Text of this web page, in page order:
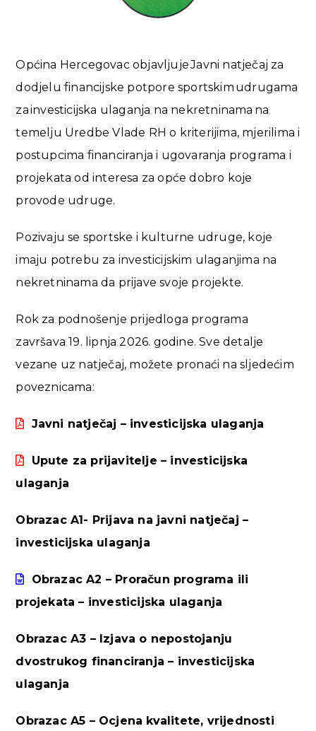
Općina Hercegovac objavljuje Javni natječaj za
dodjelu financijske potpore sportskim udrugama
za investicijska ulaganja na nekretninama na
temelju Uredbe Vlade RH o kriterijima, mjerilima i
postupcima financiranja i ugovaranja programa i
projekata od interesa za opće dobro koje
provode udruge.
Pozivaju se sportske i kulturne udruge, koje
imaju potrebu za investicijskim ulaganjima na
nekretninama da prijave svoje projekte.
Rok za podnošenje prijedloga programa
završava 19. lipnja 2026. godine. Sve detalje
vezane uz natječaj, možete pronaći na sljedećim
poveznicama:
Javni natječaj – investicijska ulaganja
Upute za prijavitelje – investicijska
ulaganja
Obrazac A1- Prijava na javni natječaj –
investicijska ulaganja
Obrazac A2 – Proračun programa ili
projekata – investicijska ulaganja
Obrazac A3 – Izjava o nepostojanju
dvostrukog financiranja – investicijska
ulaganja
Obrazac A5 – Ocjena kvalitete, vrijednosti